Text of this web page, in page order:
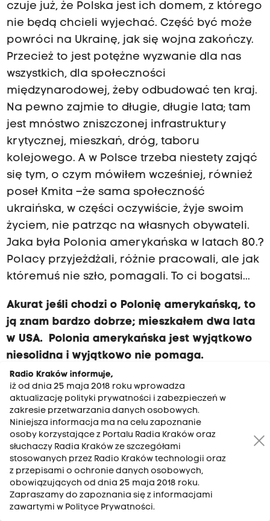
czuje już, że Polska jest ich domem, z którego
nie będą chcieli wyjechać. Część być może
powróci na Ukrainę, jak się wojna zakończy.
Przecież to jest potężne wyzwanie dla nas
wszystkich, dla społeczności
międzynarodowej, żeby odbudować ten kraj.
Na pewno zajmie to długie, długie lata; tam
jest mnóstwo zniszczonej infrastruktury
krytycznej, mieszkań, dróg, taboru
kolejowego. A w Polsce trzeba niestety zająć
się tym, o czym mówiłem wcześniej, również
poseł Kmita –że sama społeczność
ukraińska, w części oczywiście, żyje swoim
życiem, nie patrząc na własnych obywateli.
Jaka była Polonia amerykańska w latach 80.?
Polacy przyjeżdżali, różnie pracowali, ale jak
któremuś nie szło, pomagali. To ci bogatsi...
Akurat jeśli chodzi o Polonię amerykańską, to
ją znam bardzo dobrze; mieszkałem dwa lata
w USA. Polonia amerykańska jest wyjątkowo
niesolidna i wyjątkowo nie pomaga.
Ryszard Śmiałek: - Mam w rodzinie wujka,
który mieszka w Stanach od 30 ponad lat i
akurat on ma bardzo pozytywne
doświadczenia. Sam pomagał i sam
skorzystał z pomocy.
Bo wszędzie są różni ludzie, także wśród
Ukraińców.
Radio Kraków informuje,
iż od dnia 25 maja 2018 roku wprowadza
aktualizację polityki prywatności i zabezpieczeń w
zakresie przetwarzania danych osobowych.
Niniejsza informacja ma na celu zapoznanie
osoby korzystające z Portalu Radia Kraków oraz
słuchaczy Radia Kraków ze szczegółami
stosowanych przez Radio Kraków technologii oraz
z przepisami o ochronie danych osobowych,
obowiązujących od dnia 25 maja 2018 roku.
Zapraszamy do zapoznania się z informacjami
zawartymi w Polityce Prywatności.